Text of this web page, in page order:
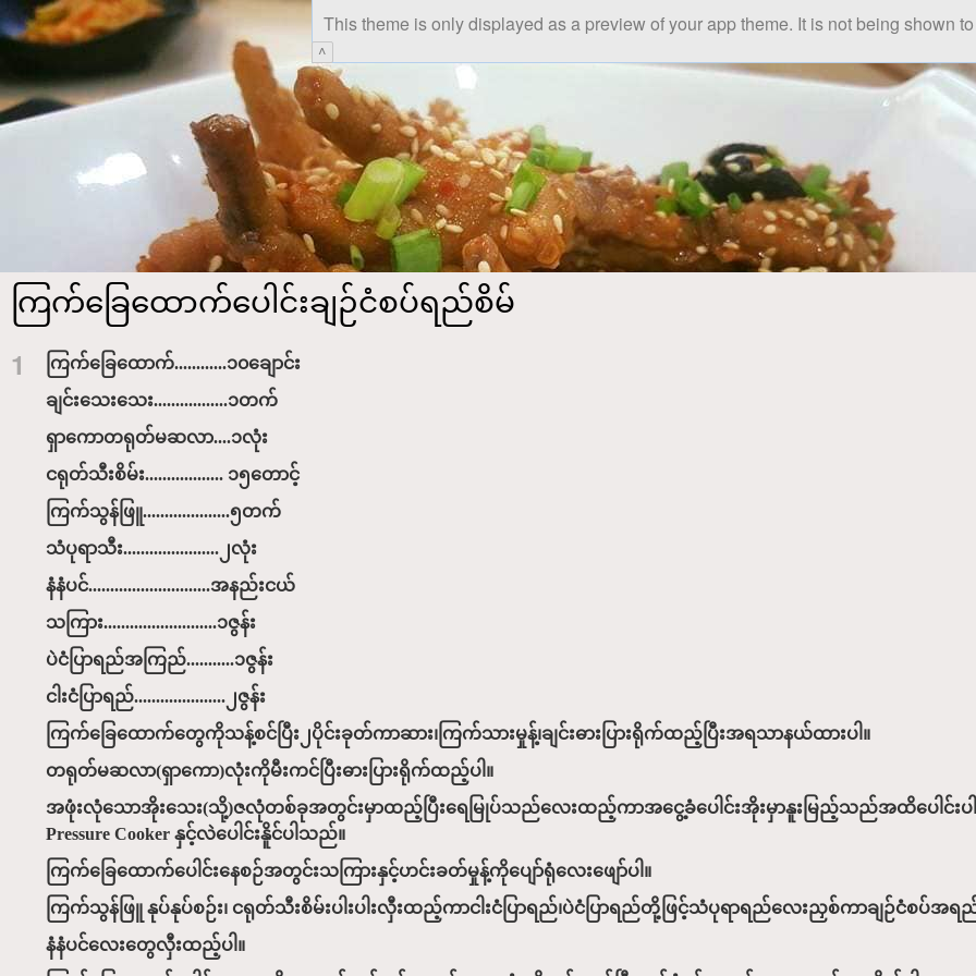
This theme is only displayed as a preview of your app theme. It is not being shown
^
ကြက်ခြေထောက်ပေါင်းချဉ်ငံစပ်ရည်စိမ်
1
ကြက်ခြေထောက်............၁၀ချောင်း
ချင်းသေးသေး.................၁တက်
ရှာကောတရုတ်မဆလာ....၁လုံး
ငရုတ်သီးစိမ်း.................. ၁၅တောင့်
ကြက်သွန်ဖြူ....................၅တက်
သံပုရာသီး......................၂လုံး
နံနံပင်............................အနည်းငယ်
သကြား..........................၁ဇွန်း
ပဲငံပြာရည်အကြည်...........၁ဇွန်း
ငါးငံပြာရည်.....................၂ဇွန်း
ကြက်ခြေထောက်တွေကိုသန့်စင်ပြီး၂ပိုင်းခုတ်ကာဆား၊ကြက်သားမှုန့်၊ချင်းဓားပြားရိုက်ထည့်ပြီးအရသာနယ်ထားပါ။
တရုတ်မဆလာ(ရှာကော)လုံးကိုမီးကင်ပြီးဓားပြားရိုက်ထည့်ပါ။
အဖုံးလုံသောအိုးသေး(သို့)ဇလုံတစ်ခုအတွင်းမှာထည့်ပြီးရေမြုပ်သည်လေးထည့်ကာအငွေ့ခံပေါင်းအိုးမှာနူးမြည့်သည်အထိပေါင်းပါ
Pressure Cooker နှင့်လဲပေါင်းနိူင်ပါသည်။
ကြက်ခြေထောက်ပေါင်းနေစဉ်အတွင်းသကြားနှင့်ဟင်းခတ်မှုန့်ကိုပျော်ရုံလေးဖျော်ပါ။
ကြက်သွန်ဖြူ နုပ်နုပ်စဉ်း၊ ငရုတ်သီးစိမ်းပါးပါးလှီးထည့်ကာငါးငံပြာရည်၊ပဲငံပြာရည်တို့ဖြင့်သံပုရာရည်လေးညှစ်ကာချဉ်ငံစပ်အရည်လ
နံနံပင်လေးတွေလှီးထည့်ပါ။